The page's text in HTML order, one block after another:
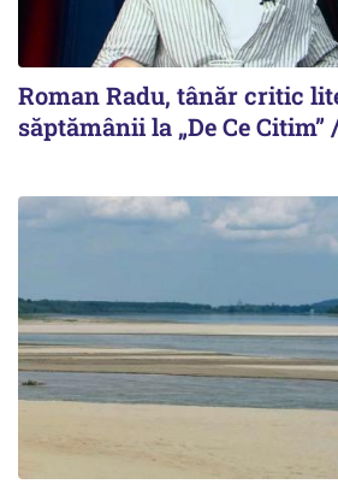
Roman Radu, tânăr critic
săptămânii la „De Ce Citim”